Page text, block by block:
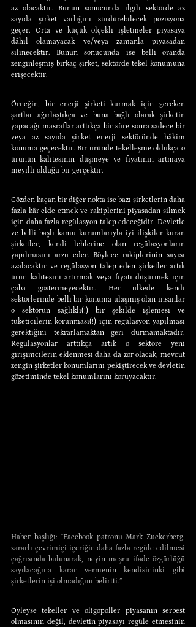
az olacaktır. Bunun sonucunda ilgili sektörde az
sayıda şirket varlığını sürdürebilecek pozisyona
geçer. Orta ve küçük ölçekli işletmeler piyasaya
dâhil olamayacak ve/veya zamanla piyasadan
silinecektir. Bunun sonucunda ise belli oranda
zenginleşmiş birkaç şirket, sektörde tekel konumuna
erişecektir.
Örneğin, bir enerji şirketi kurmak için gereken
şartlar ağırlaştıkça ve buna bağlı olarak şirketin
yapacağı masraflar arttıkça bir süre sonra sadece bir
veya az sayıda şirket enerji sektöründe hâkim
konuma geçecektir. Bir üründe tekelleşme oldukça o
ürünün kalitesinin düşmeye ve fiyatının artmaya
meyilli olduğu bir gerçektir.
Gözden kaçan bir diğer nokta ise bazı şirketlerin daha
fazla kâr elde etmek ve rakiplerini piyasadan silmek
için daha fazla regülasyon talep edeceğidir. Devletle
ve belli başlı kamu kurumlarıyla iyi ilişkiler kuran
şirketler, kendi lehlerine olan regülasyonların
yapılmasını arzu eder. Böylece rakiplerinin sayısı
azalacaktır ve regülasyon talep eden şirketler artık
ürün kalitesini artırmak veya fiyatı düşürmek için
çaba göstermeyecektir. Her ülkede kendi
sektörlerinde belli bir konuma ulaşmış olan insanlar
o sektörün sağlıklı(!) bir şekilde işlemesi ve
tüketicilerin korunması(!) için regülasyon yapılması
gerektiğini tekrarlamaktan geri durmamaktadır.
Regülasyonlar arttıkça artık o sektöre yeni
girişimcilerin eklenmesi daha da zor olacak, mevcut
zengin şirketler konumlarını pekiştirecek ve devletin
gözetiminde tekel konumlarını koruyacaktır.
Haber başlığı: “Facebook patronu Mark Zuckerberg,
zararlı çevrimiçi içeriğin daha fazla regüle edilmesi
çağrısında bulunarak, neyin meşru ifade özgürlüğü
sayılacağına karar vermenin kendisininki gibi
şirketlerin işi olmadığını belirtti.”
Öyleyse tekeller ve oligopoller piyasanın serbest
olmasının değil, devletin piyasayı regüle etmesinin